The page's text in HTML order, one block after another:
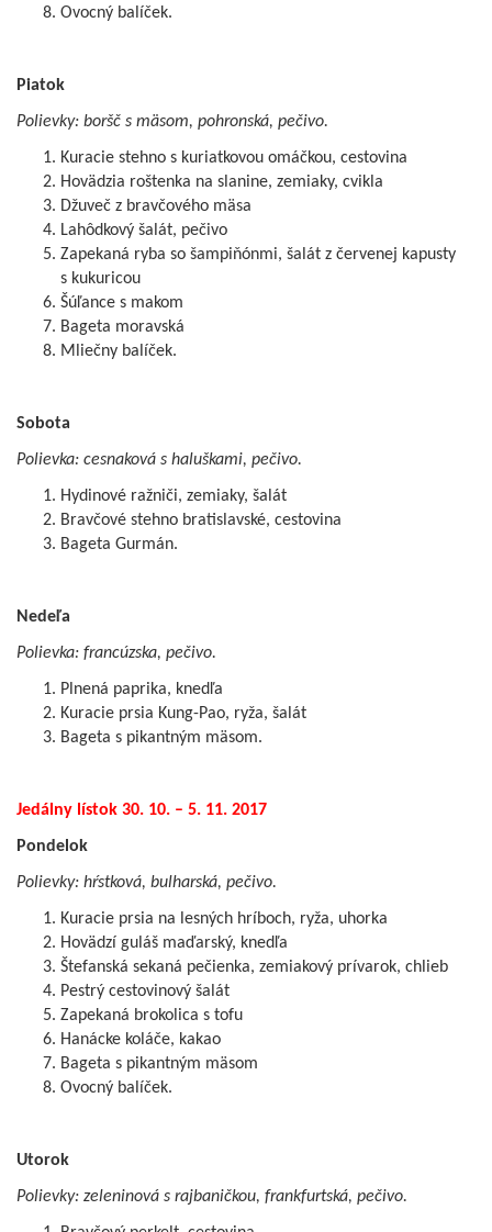
Ovocný balíček.
Piatok
Polievky: boršč s mäsom, pohronská, pečivo.
Kuracie stehno s kuriatkovou omáčkou, cestovina
Hovädzia roštenka na slanine, zemiaky, cvikla
Džuveč z bravčového mäsa
Lahôdkový šalát, pečivo
Zapekaná ryba so šampiňónmi, šalát z červenej kapusty
s kukuricou
Šúľance s makom
Bageta moravská
Mliečny balíček.
Sobota
Polievka: cesnaková s haluškami, pečivo.
Hydinové ražniči, zemiaky, šalát
Bravčové stehno bratislavské, cestovina
Bageta Gurmán.
Nedeľa
Polievka: francúzska, pečivo.
Plnená paprika, knedľa
Kuracie prsia Kung-Pao, ryža, šalát
Bageta s pikantným mäsom.
Jedálny lístok 30. 10. – 5. 11. 2017
Pondelok
Polievky: hŕstková, bulharská, pečivo.
Kuracie prsia na lesných hríboch, ryža, uhorka
Hovädzí guláš maďarský, knedľa
Štefanská sekaná pečienka, zemiakový prívarok, chlieb
Pestrý cestovinový šalát
Zapekaná brokolica s tofu
Hanácke koláče, kakao
Bageta s pikantným mäsom
Ovocný balíček.
Utorok
Polievky: zeleninová s rajbaničkou, frankfurtská, pečivo.